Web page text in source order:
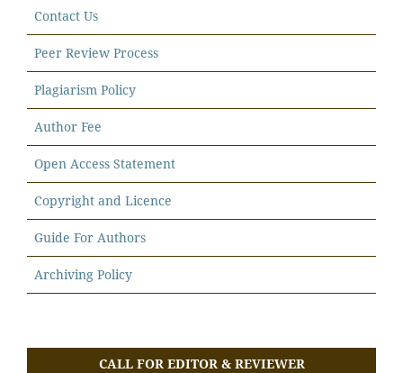
Contact Us
Peer Review Process
Plagiarism Policy
Author Fee
Open Access Statement
Copyright and Licence
Guide For Authors
Archiving Policy
CALL FOR EDITOR & REVIEWER